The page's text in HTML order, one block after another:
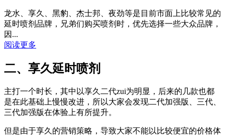
龙水、享久、黑豹、杰士邦、夜劲等是目前市面上比较常见的
延时喷剂品牌，兄弟们购买喷剂时，优先选择一些大众品牌，
因...
阅读更多
二、享久延时喷剂
主打一个时长，其中以享久二代zui为明显，后来的几款也都
是在此基础上慢慢改进，所以大家会发现二代加强版、三代、
三代加强版在体验上有所提升。
但是由于享久的营销策略，导致大家不能以比较便宜的价格体